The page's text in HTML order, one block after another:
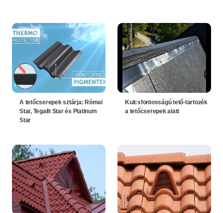
A tetőcserepek sztárja: Római
Star, Tegalit Star és Platinum
Star
Kulcsfontosságú tető-tartozék
a tetőcserepek alatt